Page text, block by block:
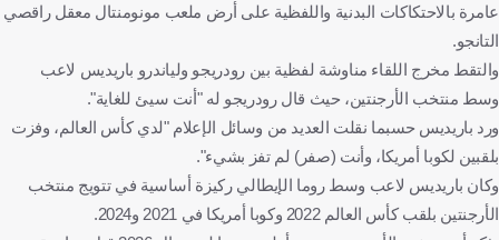
عامرة بالاحتكاكات البدنية واللفظية على أرض ملعب مونومنتال معقل راقصي
التانجو.
والتقط مخرج اللقاء مناوشة لفظية بين رودريجو ولياندرو باريديس لاعب
وسط منتخب الأرجنتين، حيث قال رودريجو له "أنت سيئ للغاية".
ورد باريديس حسبما نقلت العديد من وسائل الإعلام "لدي كأس العالم، وفزت
بلقبين لكوبا أمريكا، وأنت (صفر) لم تفز بشيء".
وكان باريديس لاعب وسط روما الإيطالي ركيزة أساسية في تتويج منتخب
الأرجنتين بلقب كأس العالم 2022 وكوبا أمريكا في 2021 و2024.